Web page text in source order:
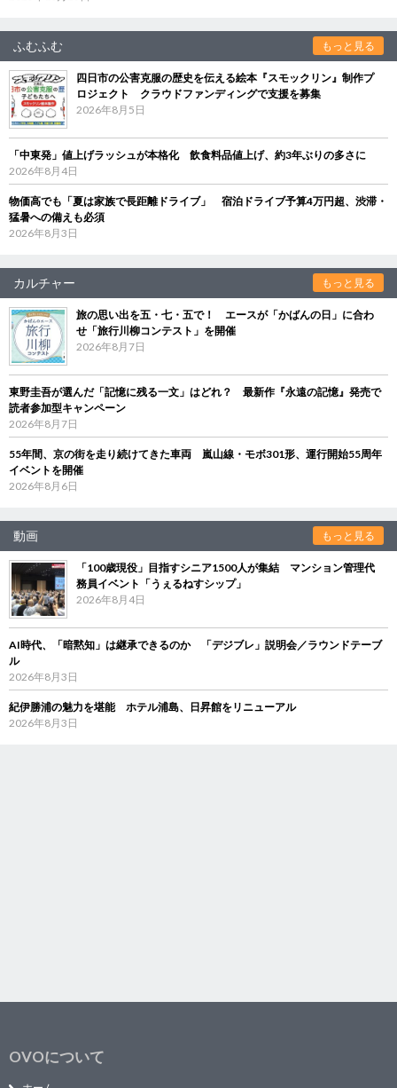
ふむふむ もっと見る
四日市の公害克服の歴史を伝える絵本『スモックリン』制作プ
ロジェクト クラウドファンディングで支援を募集
2026年8月5日
「中東発」値上げラッシュが本格化 飲食料品値上げ、約3年ぶりの多さに
2026年8月4日
物価高でも「夏は家族で長距離ドライブ」 宿泊ドライブ予算4万円超、渋滞・
猛暑への備えも必須
2026年8月3日
カルチャー もっと見る
旅の思い出を五・七・五で！ エースが「かばんの日」に合わ
せ「旅行川柳コンテスト」を開催
2026年8月7日
東野圭吾が選んだ「記憶に残る一文」はどれ？ 最新作『永遠の記憶』発売で
読者参加型キャンペーン
2026年8月7日
55年間、京の街を走り続けてきた車両 嵐山線・モボ301形、運行開始55周年
イベントを開催
2026年8月6日
動画 もっと見る
「100歳現役」目指すシニア1500人が集結 マンション管理代
務員イベント「うぇるねすシップ」
2026年8月4日
AI時代、「暗黙知」は継承できるのか 「デジブレ」説明会／ラウンドテーブ
ル
2026年8月3日
紀伊勝浦の魅力を堪能 ホテル浦島、日昇館をリニューアル
2026年8月3日
OVOについて